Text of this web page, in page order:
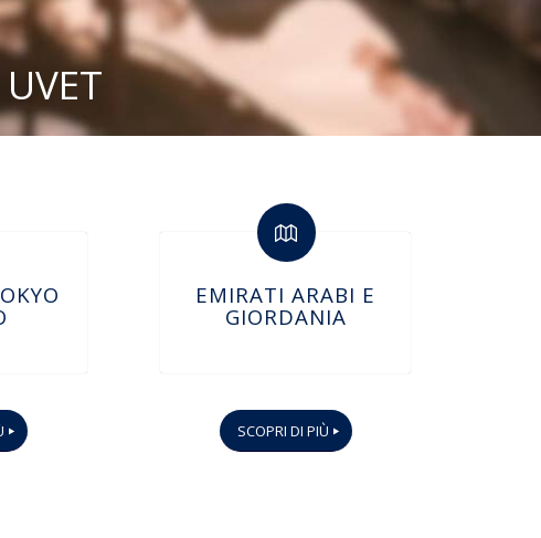
EMIRATI ARABI E
GIORDANIA
SCOPRI DI PIÙ